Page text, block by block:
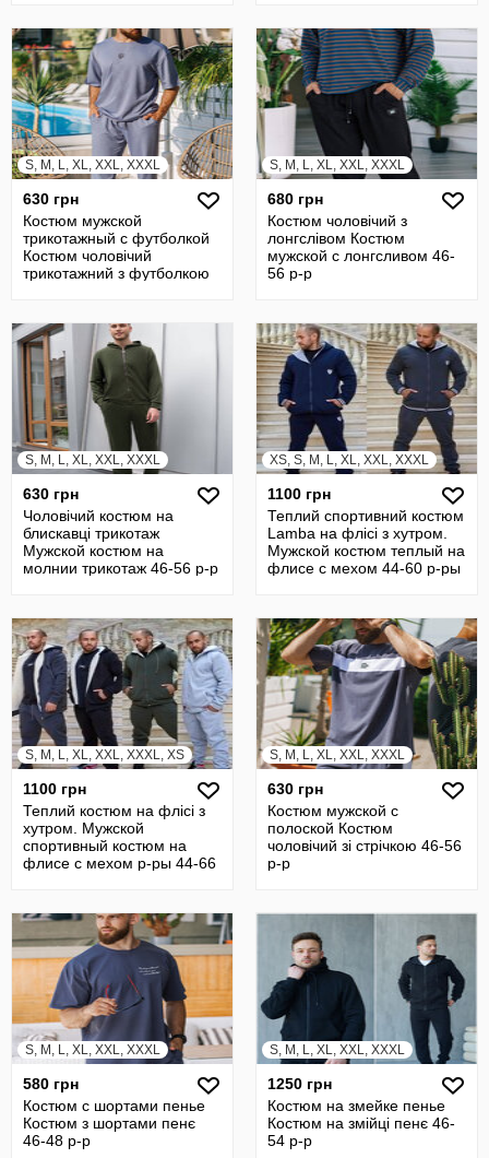
S, M, L, XL, XXL, XXXL
630 грн
Костюм мужской
трикотажный с футболкой
Костюм чоловічий
трикотажний з футболкою
S, M, L, XL, XXL, XXXL
680 грн
Костюм чоловічий з
лонгслівом Костюм
мужской с лонгсливом 46-
56 р-р
S, M, L, XL, XXL, XXXL
630 грн
Чоловічий костюм на
блискавці трикотаж
Мужской костюм на
молнии трикотаж 46-56 р-р
XS, S, M, L, XL, XXL, XXXL
1100 грн
Теплий спортивний костюм
Lamba на флісі з хутром.
Мужской костюм теплый на
флисе с мехом 44-60 р-ры
S, M, L, XL, XXL, XXXL, XS
1100 грн
Теплий костюм на флісі з
хутром. Мужской
спортивный костюм на
флисе с мехом р-ры 44-66
S, M, L, XL, XXL, XXXL
630 грн
Костюм мужской с
полоской Костюм
чоловічий зі стрічкою 46-56
р-р
S, M, L, XL, XXL, XXXL
580 грн
Костюм с шортами пенье
Костюм з шортами пенє
46-48 р-р
S, M, L, XL, XXL, XXXL
1250 грн
Костюм на змейке пенье
Костюм на змійці пенє 46-
54 р-р